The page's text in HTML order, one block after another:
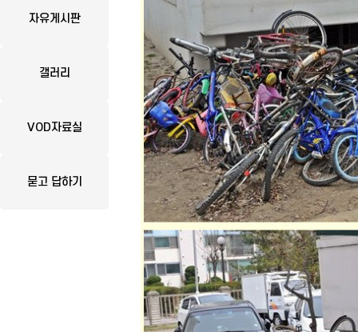
자유게시판
갤러리
VOD자료실
묻고 답하기